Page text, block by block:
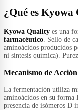
¿Qué es
Kyowa Quality es una
farmacéutico . Sello de
aminoácidos producidos
ni síntesis química).
Mecanismo de Acción
La fermentación utiliza
aminoácidos en su forma
presencia de isómeros D